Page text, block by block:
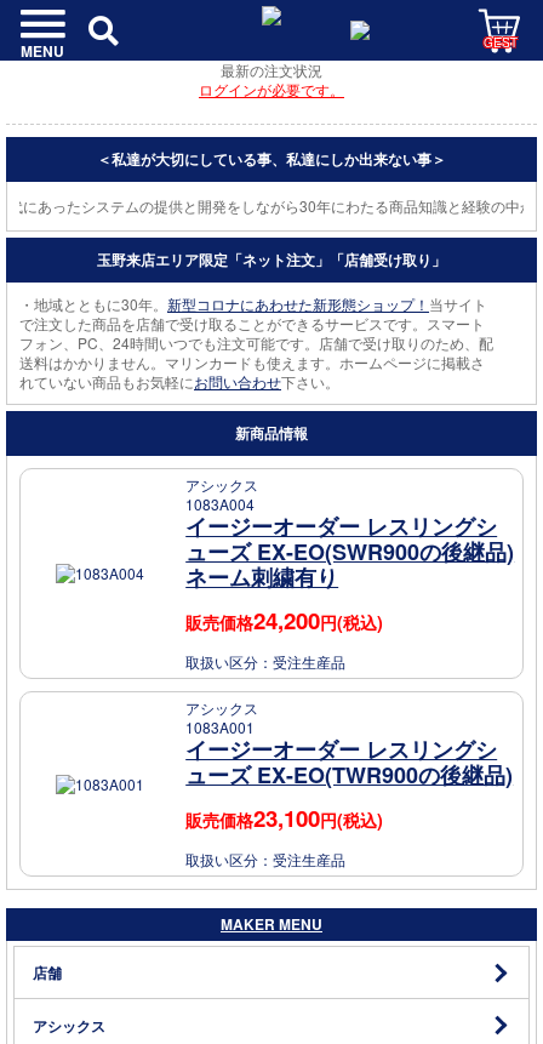
MENU GEST
最新の注文状況
ログインが必要です。
＜私達が大切にしている事、私達にしか出来ない事＞
ったシステムの提供と開発をしながら30年にわたる商品知識と経験の中か
玉野来店エリア限定「ネット注文」「店舗受け取り」
・地域とともに30年。 新型コロナにあわせた新形態ショップ！ 当サイト
で注文した商品を店舗で受け取ることができるサービスです。スマート
フォン、PC、24時間いつでも注文可能です。店舗で受け取りのため、配
送料はかかりません。マリンカードも使えます。ホームページに掲載さ
れていない商品もお気軽にお問い合わせ下さい。
新商品情報
アシックス
1083A004
イージーオーダー レスリングシ
ューズ EX-EO(SWR900の後継品)
ネーム刺繍有り
販売価格24,200円(税込)
取扱い区分：受注生産品
アシックス
1083A001
イージーオーダー レスリングシ
ューズ EX-EO(TWR900の後継品)
販売価格23,100円(税込)
取扱い区分：受注生産品
MAKER MENU
店舗
アシックス